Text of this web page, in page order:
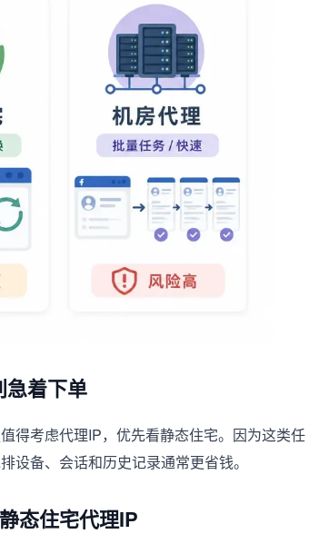
急着下单
得考虑代理IP，优先看静态住宅。因为这类任
设备、会话和历史记录通常更省钱。
态住宅代理IP